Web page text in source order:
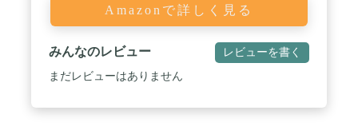
Amazonで詳しく見る
みんなのレビュー レビューを書く
まだレビューはありません